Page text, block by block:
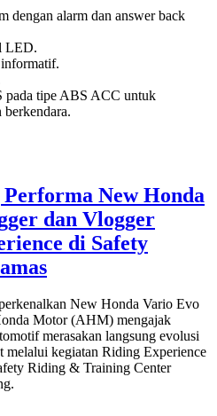
dengan alarm dan answer back
LED.
pada tipe ABS ACC untuk
berkendara.
New Honda
dan Vlogger
di Safety
New Honda Vario Evo
Motor (AHM) mengajak
merasakan langsung evolusi
melalui kegiatan Riding Experience
Riding & Training Center